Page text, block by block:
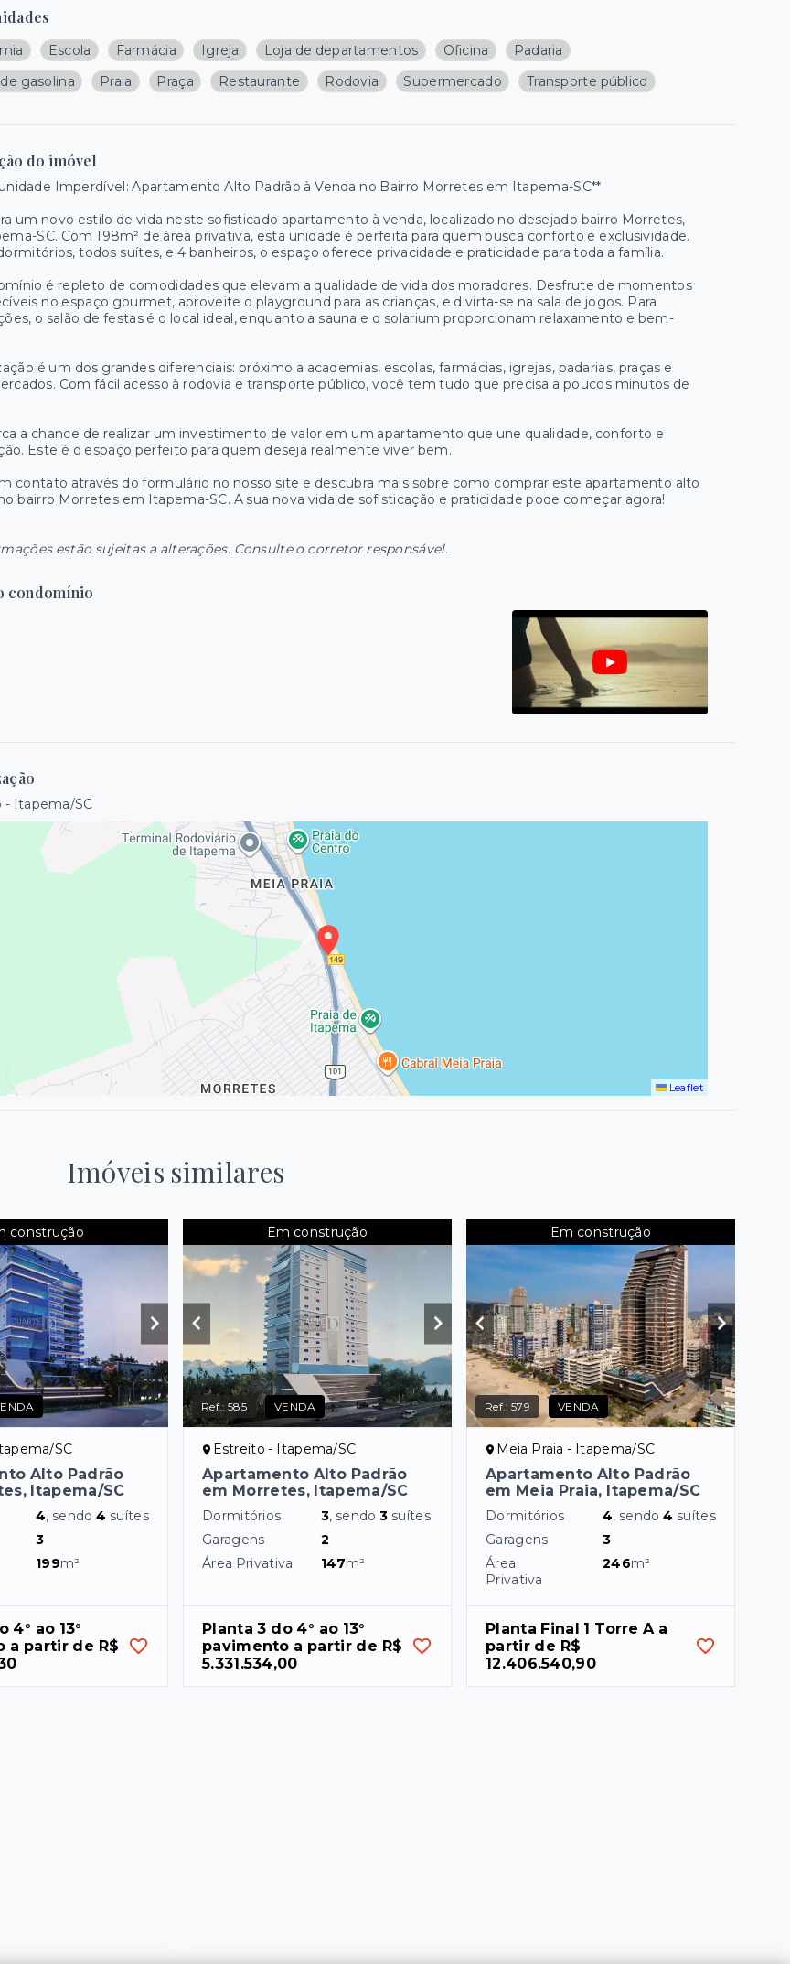
Escola Farmácia Igreja Loja de departamentos Oficina
Padaria
gasolina
Praia Praça Restaurante Rodovia Supermercado Transporte público
do imóvel
Imperdível: Apartamento Alto Padrão à Venda no Bairro Morretes em Itapema-SC**
um novo estilo de vida neste sofisticado apartamento à venda, localizado no desejado bairro Morretes,
SC. Com 198m² de área privativa, esta unidade é perfeita para quem busca conforto e exclusividade.
todos suítes, e 4 banheiros, o espaço oferece privacidade e praticidade para toda a família.
é repleto de comodidades que elevam a qualidade de vida dos moradores. Desfrute de momentos
no espaço gourmet, aproveite o playground para as crianças, e divirta-se na sala de jogos. Para
o salão de festas é o local ideal, enquanto a sauna e o solarium proporcionam relaxamento e bem-
é um dos grandes diferenciais: próximo a academias, escolas, farmácias, igrejas, padarias, praças e
Com fácil acesso à rodovia e transporte público, você tem tudo que precisa a poucos minutos de
a chance de realizar um investimento de valor em um apartamento que une qualidade, conforto e
Este é o espaço perfeito para quem deseja realmente viver bem.
contato através do formulário no nosso site e descubra mais sobre como comprar este apartamento alto
bairro Morretes em Itapema-SC. A sua nova vida de sofisticação e praticidade pode começar agora!
estão sujeitas a alterações. Consulte o corretor responsável.
condomínio
- Itapema/SC
Leaflet
Imóveis similares
construção
SC
Alto Padrão
Itapema/SC
4, sendo4 suítes
3
199m²
4° ao 13°
a partir de R$
Em construção
Ref.:585 VENDA
Estreito - Itapema/SC
Apartamento Alto Padrão
em Morretes, Itapema/SC
Dormitórios 3, sendo3 suítes
Garagens
2
Área Privativa
147m²
Planta 3 do 4° ao 13°
pavimento a partir de R$
5.331.534,00
Em construção
Ref.:579 VENDA
Meia Praia - Itapema/SC
Apartamento Alto Padrão
em Meia Praia, Itapema/SC
Dormitórios 4, sendo4 suítes
Garagens
3
Área
Privativa
246m²
Planta Final 1 Torre A a
partir de R$
12.406.540,90